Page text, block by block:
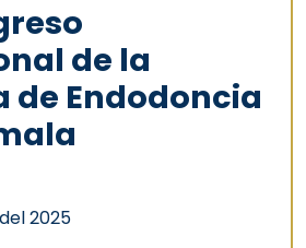
de la
de Endodoncia
2025